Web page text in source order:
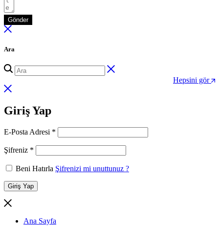
Gönder
Ara
Hepsini gör
Giriş Yap
E-Posta Adresi *
Şifreniz *
Beni Hatırla Şifrenizi mi unuttunuz ?
Giriş Yap
Ana Sayfa